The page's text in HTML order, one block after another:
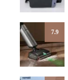
7.9